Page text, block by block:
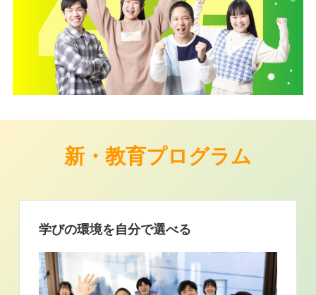
新・教育プログラム
学びの環境を自分で選べる